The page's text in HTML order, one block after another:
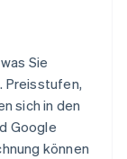
Sie
Preisstufen,
sich in den
Google
können